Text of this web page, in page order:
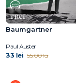
Baumgartner
Paul Auster
33 lei 55.00 lei